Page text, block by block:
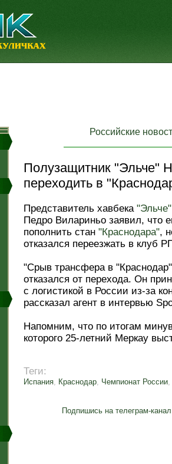
Российские
Полузащитник "Эльче"
переходить в
Представитель хавбека "Эльче"
Педро Вилариньо заявил, что
пополнить стан "Краснодара",
отказался переезжать в клуб
"Срыв трансфера в
отказался от перехода. Он
с логистикой в России из-за
рассказал агент в интервью
Напомним, что по итогам
которого 25-летний Меркау
Теги:
Испания, Краснодар, Чемпионат России,
Подпишись на телеграм-